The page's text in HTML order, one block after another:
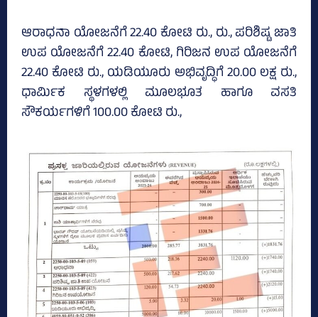
ಆರಾಧನಾ ಯೋಜನೆಗೆ 22.40 ಕೋಟಿ ರು., ರು., ಪರಿಶಿಷ್ಟ ಜಾತಿ
ಉಪ ಯೋಜನೆಗೆ 22.40 ಕೋಟಿ, ಗಿರಿಜನ ಉಪ ಯೋಜನೆಗೆ
22.40 ಕೋಟಿ ರು., ಯಡಿಯೂರು ಅಭಿವೃದ್ಧಿಗೆ 20.00 ಲಕ್ಷ ರು.,
ಧಾರ್ಮಿಕ ಸ್ಥಳಗಳಲ್ಲಿ ಮೂಲಭೂತ ಹಾಗೂ ವಸತಿ
ಸೌಕರ್ಯಗಳಿಗೆ 100.00 ಕೋಟಿ ರು.,